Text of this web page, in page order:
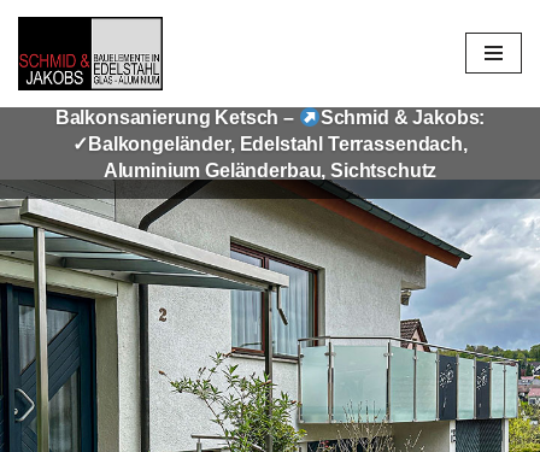
Zum
Inhalt
springenBalkonsanierung Ketsch –
Schmid & Jakobs:
✓Balkongeländer, Edelstahl Terrassendach,
Aluminium Geländerbau, Sichtschutz